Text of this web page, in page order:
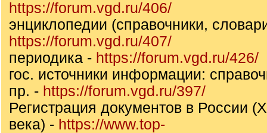
https://forum.vgd.ru/406/
энциклопедии (справочники,
https://forum.vgd.ru/407/
периодика - https://forum.vgd.ru/426/
гос. источники информации:
пр. - https://forum.vgd.ru/397/
Регистрация документов в России
века) - https://www.top-